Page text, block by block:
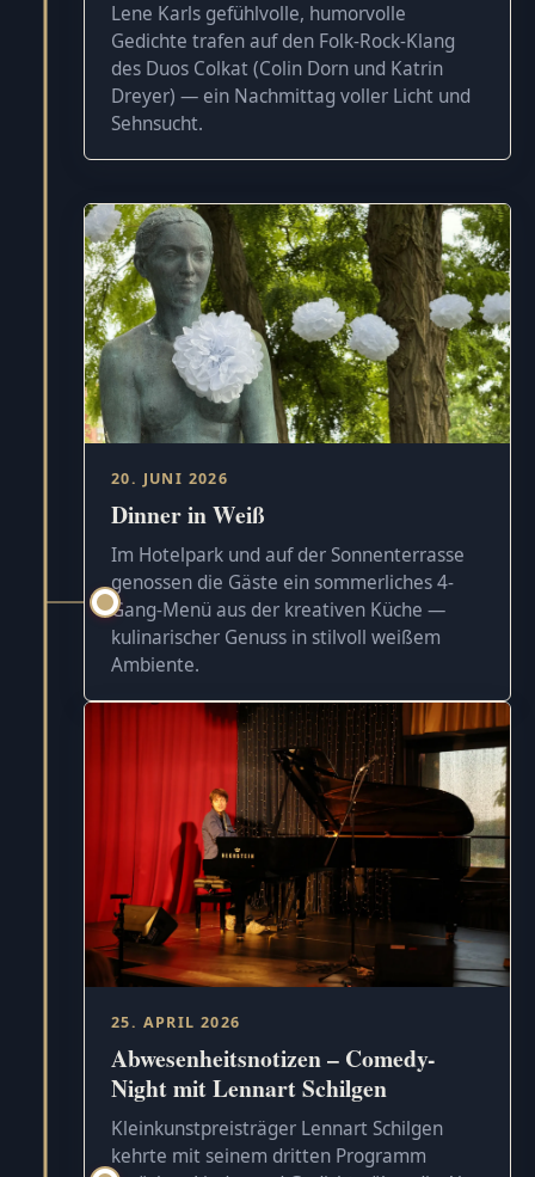
Lene Karls gefühlvolle, humorvolle
Gedichte trafen auf den Folk-Rock-Klang
des Duos Colkat (Colin Dorn und Katrin
Dreyer) — ein Nachmittag voller Licht und
Sehnsucht.
20. JUNI 2026
Dinner in Weiß
Im Hotelpark und auf der Sonnenterrasse
genossen die Gäste ein sommerliches 4-
Gang-Menü aus der kreativen Küche —
kulinarischer Genuss in stilvoll weißem
Ambiente.
25. APRIL 2026
Abwesenheitsnotizen – Comedy-
Night mit Lennart Schilgen
Kleinkunstpreisträger Lennart Schilgen
kehrte mit seinem dritten Programm